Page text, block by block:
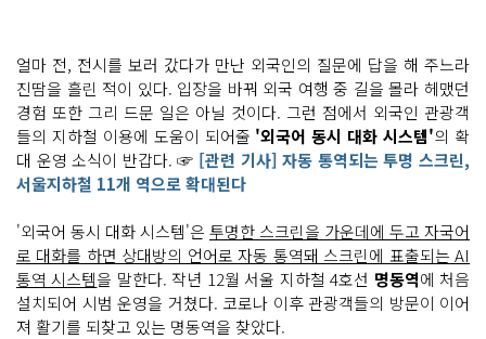
얼마 전, 전시를 보러 갔다가 만난 외국인의 질문에 답을 해 주느라
진땀을 흘린 적이 있다. 입장을 바꿔 외국 여행 중 길을 몰라 헤맸던
경험 또한 그리 드문 일은 아닐 것이다. 그런 점에서 외국인 관광객
들의 지하철 이용에 도움이 되어줄 '외국어 동시 대화 시스템'의 확
대 운영 소식이 반갑다. ☞ [관련 기사] 자동 통역되는 투명 스크린,
서울지하철 11개 역으로 확대된다
'외국어 동시 대화 시스템'은 투명한 스크린을 가운데에 두고 자국어
로 대화를 하면 상대방의 언어로 자동 통역돼 스크린에 표출되는 AI
통역 시스템을 말한다. 작년 12월 서울 지하철 4호선 명동역에 처음
설치되어 시범 운영을 거쳤다. 코로나 이후 관광객들의 방문이 이어
져 활기를 되찾고 있는 명동역을 찾았다.